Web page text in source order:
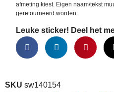
afmeting kiest. Eigen naam/tekst
geretourneerd worden.
Leuke sticker! Deel het
SKU sw140154